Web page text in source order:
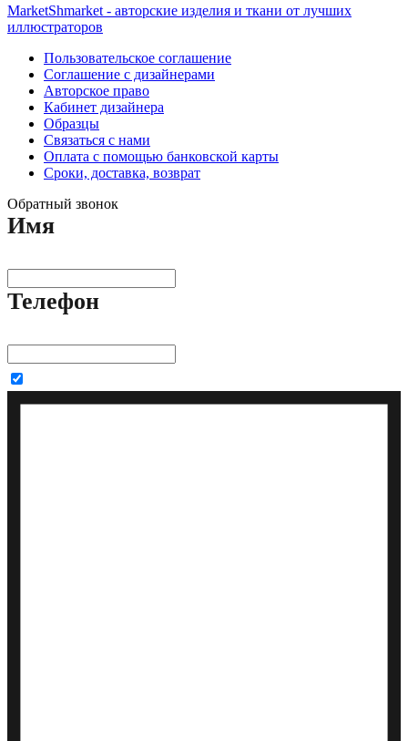
MarketShmarket - авторские изделия и ткани от лучших
иллюстраторов
Пользовательское соглашение
Соглашение с дизайнерами
Авторское право
Кабинет дизайнера
Образцы
Связаться с нами
Оплата с помощью банковской карты
Сроки, доставка, возврат
Обратный звонок
Имя
Телефон